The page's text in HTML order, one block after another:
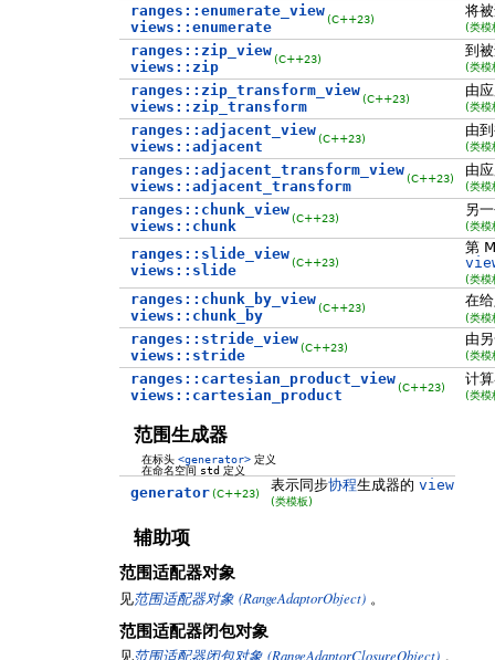
ranges::enumerate_view
views::enumerate
(C++23)
将
(类模
ranges::zip_view
views::zip
(C++23)
到
(类模
ranges::zip_transform_view
views::zip_transform
(C++23)
由
(类模
ranges::adjacent_view
views::adjacent
(C++23)
由
(类模
ranges::adjacent_transform_view
views::adjacent_transform
(C++23)
由
(类模
ranges::chunk_view
views::chunk
(C++23)
另
(类模
ranges::slide_view
views::slide
(C++23)
第
(类模
ranges::chunk_by_view
views::chunk_by
(C++23) 在
(类模
ranges::stride_view
views::stride
(C++23)
由
(类模
ranges::cartesian_product_view
views::cartesian_product
(C++23)
计
(类模
范围生成器
在标头<generator> 定义
在命名空间 std 定义
generator (C++23) 表示同步协程生成器的 view
(类模板)
辅助项
范围适配器对象
见范围适配器对象 (RangeAdaptorObject) 。
范围适配器闭包对象
见范围适配器闭包对象 (RangeAdaptorClosureObject) 。